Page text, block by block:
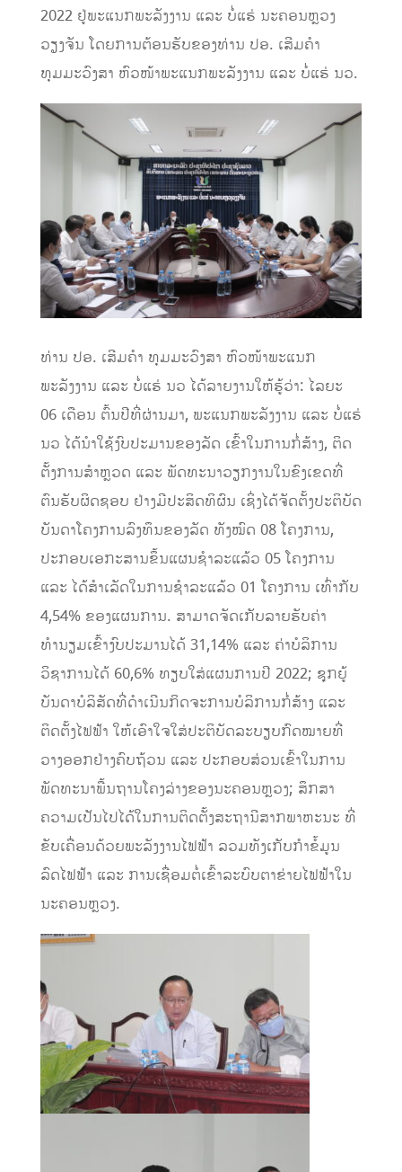
2022 ຢູ່ພະແນກພະລັງງານ ແລະ ບໍ່ແຮ່ ນະຄອນຫຼວງ
ວຽງຈັນ ໂດຍການຕ້ອນຮັບຂອງທ່ານ ປອ. ເສີມຄຳ
ທຸມມະວົງສາ ຫົວໜ້າພະແນກພະລັງງານ ແລະ ບໍ່ແຮ່ ນວ.
ທ່ານ ປອ. ເສີມຄຳ ທຸມມະວົງສາ ຫົວໜ້າພະແນກ
ພະລັງງານ ແລະ ບໍ່ແຮ່ ນວ ໄດ້ລາຍງານໃຫ້ຮູ້ວ່າ: ໄລຍະ
06 ເດືອນ ຕົ້ນປີທີ່ຜ່ານມາ, ພະແນກພະລັງງານ ແລະ ບໍ່ແຮ່
ນວ ໄດ້ນຳໃຊ້ງົບປະມານຂອງລັດ ເຂົ້າໃນການກໍ່ສ້າງ, ຕິດ
ຕັ້ງການສຳຫຼວດ ແລະ ພັດທະນາວຽກງານໃນຂົງເຂດທີ່
ຕົນຮັບຜິດຊອບ ຢ່າງມີປະສິດທິຜົນ ເຊິ່ງໄດ້ຈັດຕັ້ງປະຕິບັດ
ບັນດາໂຄງການລົງທຶນຂອງລັດ ທັງໝົດ 08 ໂຄງການ,
ປະກອບເອກະສານຂຶ້ນແຜນຊຳລະແລ້ວ 05 ໂຄງການ
ແລະ ໄດ້ສຳເລັດໃນການຊຳລະແລ້ວ 01 ໂຄງການ ເທົ່າກັບ
4,54% ຂອງແຜນການ. ສາມາດຈັດເກັບລາຍຮັບຄ່າ
ທຳນຽມເຂົ້າງົບປະມານໄດ້ 31,14% ແລະ ຄ່າບໍລິການ
ວິຊາການໄດ້ 60,6% ທຽບໃສ່ແຜນການປີ 2022; ຊຸກຍູ້
ບັນດາບໍລິສັດທີ່ດໍາເນີນກິດຈະການບໍລິການກໍ່ສ້າງ ແລະ
ຕິດຕັ້ງໄຟຟ້າ ໃຫ້ເອົາໃຈໃສ່ປະຕິບັດລະບຽບກົດໝາຍທີ່
ວາງອອກຢ່າງຄົບຖ້ວນ ແລະ ປະກອບສ່ວນເຂົ້າໃນການ
ພັດທະນາພື້ນຖານໂຄງລ່າງຂອງນະຄອນຫຼວງ; ສຶກສາ
ຄວາມເປັນໄປໄດ້ໃນການຕິດຕັ້ງສະຖານີສາກພາຫະນະ ທີ່
ຂັບເຄື່ອນດ້ວຍພະລັງງານໄຟຟ້າ ລວມທັງເກັບກຳຂໍ້ມູນ
ລົດໄຟຟ້າ ແລະ ການເຊື່ອມຕໍ່ເຂົ້າລະບົບຕາຂ່າຍໄຟຟ້າໃນ
ນະຄອນຫຼວງ.​